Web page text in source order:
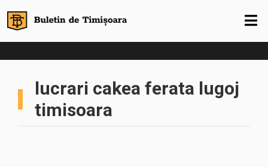
lucrari cakea ferata lugoj
timisoara